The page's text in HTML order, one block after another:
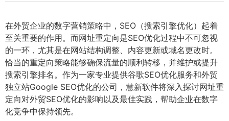
在外贸企业的数字营销策略中，SEO（搜索引擎优化）起着
至关重要的作用。而网址重定向是SEO优化过程中不可忽视
的一环，尤其是在网站结构调整、内容更新或域名更改时。
恰当的重定向策略能够确保流量的顺利转移，并维护或提升
搜索引擎排名。作为一家专业提供谷歌SEO优化服务和外贸
独立站Google SEO优化的公司，慧新软件将深入探讨网址重
定向对外贸SEO优化的影响以及最佳实践，帮助企业在数字
化竞争中保持领先。